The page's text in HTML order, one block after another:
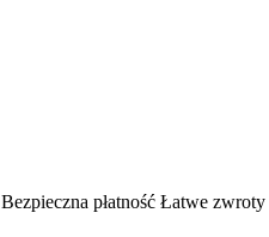
Bezpieczna płatność Łatwe zwroty